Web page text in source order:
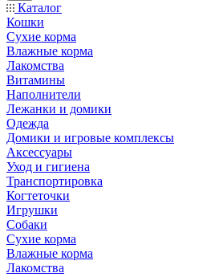
Каталог
Кошки
Сухие корма
Влажные корма
Лакомства
Витамины
Наполнители
Лежанки и домики
Одежда
Домики и игровые комплексы
Аксессуары
Уход и гигиена
Транспортировка
Когтеточки
Игрушки
Собаки
Сухие корма
Влажные корма
Лакомства